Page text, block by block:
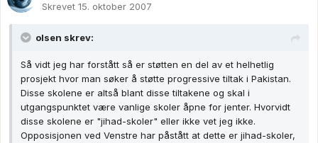
Skrevet 15. oktober 2007
olsen skrev:
Så vidt jeg har forstått så er støtten en del av et helhetlig
prosjekt hvor man søker å støtte progressive tiltak i Pakistan.
Disse skolene er altså blant disse tiltakene og skal i
utgangspunktet være vanlige skoler åpne for jenter. Hvorvidt
disse skolene er "jihad-skoler" eller ikke vet jeg ikke.
Opposisjonen ved Venstre har påstått at dette er jihad-skoler,